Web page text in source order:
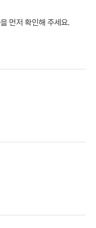
먼저 확인해 주세요.